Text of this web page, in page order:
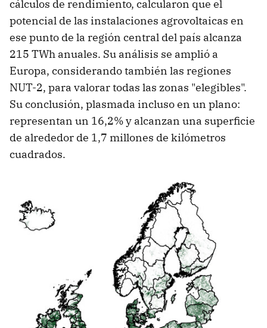
cálculos de rendimiento, calcularon que el
potencial de las instalaciones agrovoltaicas en
ese punto de la región central del país alcanza
215 TWh anuales. Su análisis se amplió a
Europa, considerando también las regiones
NUT-2, para valorar todas las zonas "elegibles".
Su conclusión, plasmada incluso en un plano:
representan un 16,2% y alcanzan una superficie
de alrededor de 1,7 millones de kilómetros
cuadrados.